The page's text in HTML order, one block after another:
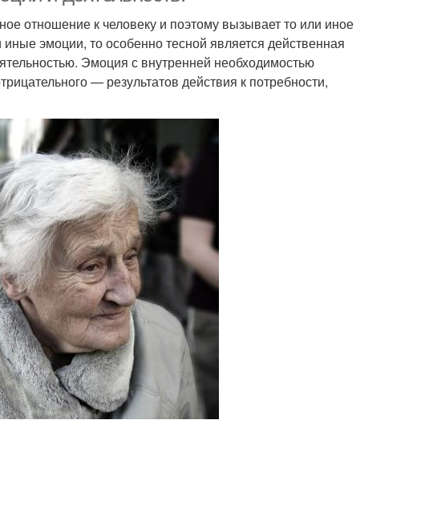
отношение к человеку и поэтому вызывает то или иное
эмоции, то особенно тесной является действенная
Эмоция с внутренней необходимостью
— результатов действия к потребности,